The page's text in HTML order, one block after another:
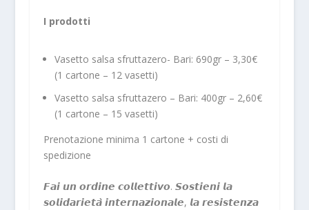
I prodotti
Vasetto salsa sfruttazero- Bari: 690gr – 3,30€
(1 cartone – 12 vasetti)
Vasetto salsa sfruttazero – Bari: 400gr – 2,60€
(1 cartone – 15 vasetti)
Prenotazione minima 1 cartone + costi di
spedizione
𝙁𝙖𝙞 𝙪𝙣 𝙤𝙧𝙙𝙞𝙣𝙚 𝙘𝙤𝙡𝙡𝙚𝙩𝙩𝙞𝙫𝙤. 𝙎𝙤𝙨𝙩𝙞𝙚𝙣𝙞 𝙡𝙖
𝙨𝙤𝙡𝙞𝙙𝙖𝙧𝙞𝙚𝙩𝙖̀ 𝙞𝙣𝙩𝙚𝙧𝙣𝙖𝙯𝙞𝙤𝙣𝙖𝙡𝙚, 𝙡𝙖 𝙧𝙚𝙨𝙞𝙨𝙩𝙚𝙣𝙯𝙖